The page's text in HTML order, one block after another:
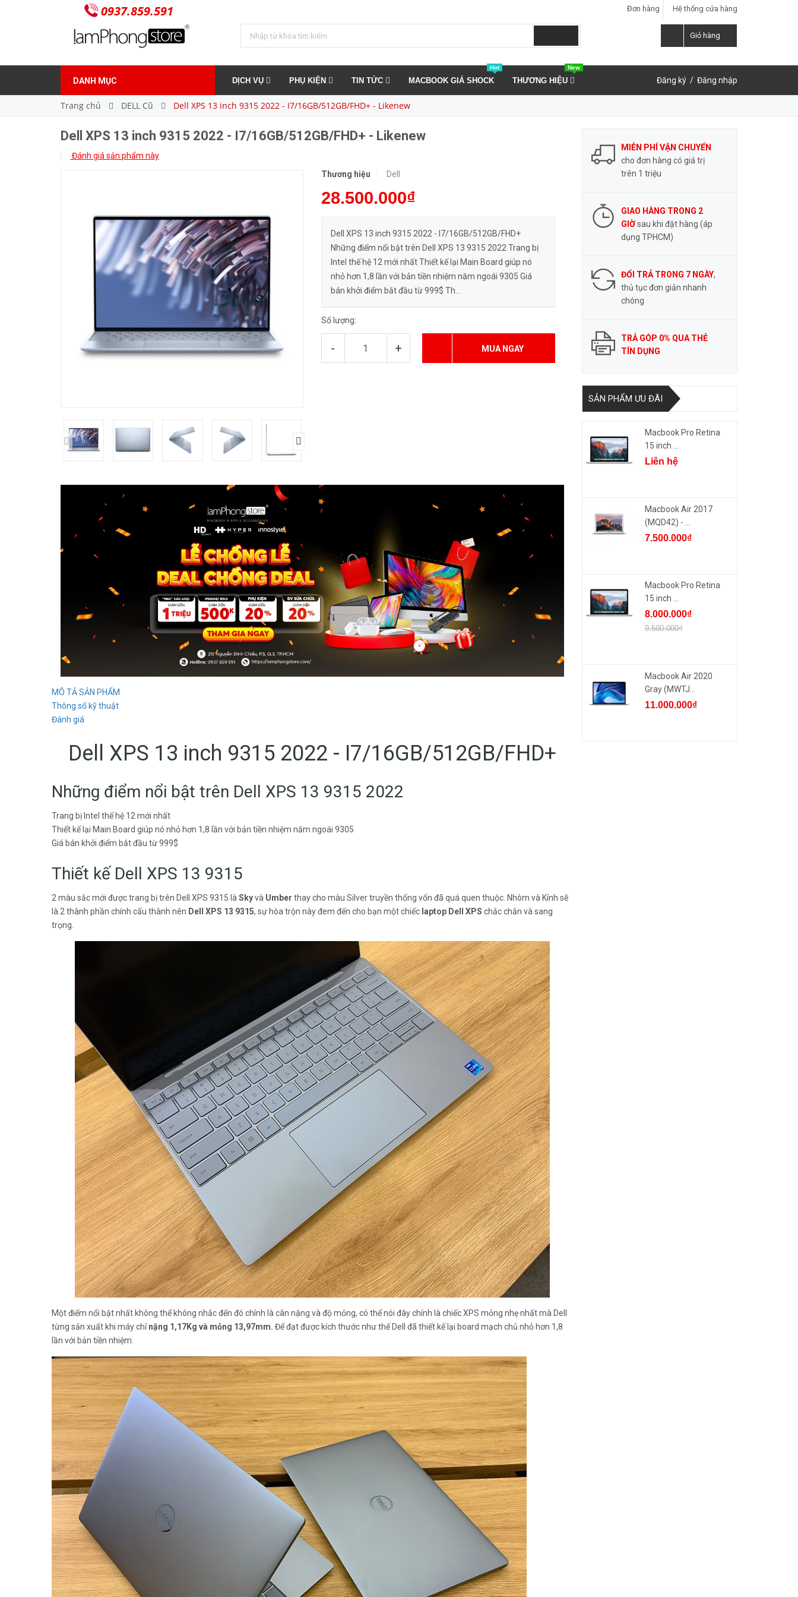
0937.859.591 Hệ thống cửa hàng
Đơn hàng
Giỏ hàng
DANH MỤC DỊCH VỤ PHỤ KIỆN TIN TỨC MACBOOK GIÁ SHOCK
Hot
THƯƠNG HIỆU
New
Đăng ký / Đăng nhập
Trang chủ DELL Cũ Dell XPS 13 inch 9315 2022 - I7/16GB/512GB/FHD+ - Likenew
Dell XPS 13 inch 9315 2022 - I7/16GB/512GB/FHD+ - Likenew
Đánh giá sản phẩm này
Thương hiệu
Dell
28.500.000₫
Dell XPS 13 inch 9315 2022 - I7/16GB/512GB/FHD+
Những điểm nổi bật trên Dell XPS 13 9315 2022 Trang bị
Intel thế hệ 12 mới nhất Thiết kế lại Main Board giúp nó
nhỏ hơn 1,8 lần với bản tiền nhiệm năm ngoái 9305 Giá
bán khởi điểm bắt đầu từ 999$ Th...
Số lượng:
- + MUA NGAY
Dell XPS 13 inch 9315 2022 - I7/16GB/512GB/FHD+ - Likenew
28.500.000₫
LIÊN HỆ ĐẶT HÀNG
0937.859.591
MÔ TẢ SẢN PHẨM
Thông số kỹ thuật
Đánh giá
Dell XPS 13 inch 9315 2022 - I7/16GB/512GB/FHD+
Những điểm nổi bật trên Dell XPS 13 9315 2022
Trang bị Intel thế hệ 12 mới nhất
Thiết kế lại Main Board giúp nó nhỏ hơn 1,8 lần với bản tiền nhiệm năm ngoái 9305
Giá bán khởi điểm bắt đầu từ 999$
Thiết kế Dell XPS 13 9315
2 màu sắc mới được trang bị trên Dell XPS 9315 là Skyvà Umber thay cho màu Silver truyền thống vốn đã quá quen thuộc. Nhôm và Kính sẽ
là 2 thành phần chính cấu thành nên Dell XPS 13 9315, sự hòa trộn này đem đến cho bạn một chiếc laptop Dell XPS chắc chắn và sang
trọng.
Một điểm nổi bật nhất không thể không nhắc đến đó chính là cân nặng và độ mỏng, có thể nói đây chính là chiếc XPS mỏng nhẹ nhất mà Dell
từng sản xuất khi máy chỉnặng 1,17Kg và mỏng 13,97mm. Để đạt được kích thước như thế Dell đã thiết kế lại board mạch chủ nhỏ hơn 1,8
lần với bản tiền nhiệm.
MIỄN PHÍ VẬN CHUYỂN
cho đơn hàng có giá trị
trên 1 triệu
GIAO HÀNG TRONG 2
GIỜsau khi đặt hàng (áp
dụng TPHCM)
ĐỔI TRẢ TRONG 7 NGÀY,
thủ tục đơn giản nhanh
chóng
TRẢ GÓP 0% QUA THẺ
TÍN DỤNG
SẢN PHẨM ƯU ĐÃI
Macbook Pro Retina
15 inch ...
Liên hệ
Macbook Air 2017
(MQD42) - ...
7.500.000₫
Macbook Pro Retina
15 inch ...
8.000.000₫
9.500.000₫
Macbook Air 2020
Gray (MWTJ...
11.000.000₫